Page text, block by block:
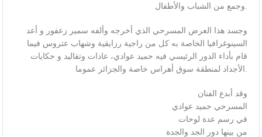
وجمع من الشباب والأطفال.
وجسد هذا العرض المسرحي الذي أخرجه وألفه سمير زعفور و أعد
السينوغرافيا الخاصة به كل من راجية رزايقية وشهاب عتروس فيما
قام بأداء الدور الرئيسي فيه حميد عوادي، عادات وتقاليد و حكايات
الأجداد لمنطقة سوق أهراس خاصة والجزائر عموما.
وقد أبدع الفنان
المسرحي حميد عوادي
في رسم عدة لوحات
من بينها دور الجد والجدة